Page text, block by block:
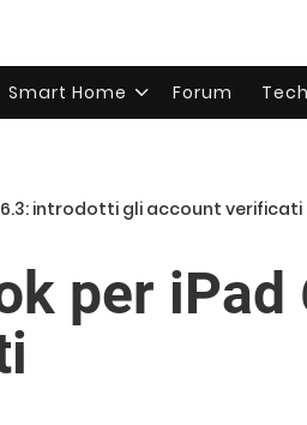
Smart Home Forum Tech
6.3: introdotti gli account verificati
per